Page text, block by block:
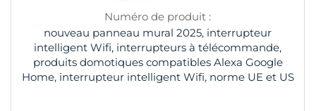
Numéro de produit :
nouveau panneau mural 2025, interrupteur
intelligent Wifi, interrupteurs à télécommande,
produits domotiques compatibles Alexa Google
Home, interrupteur intelligent Wifi, norme UE et US